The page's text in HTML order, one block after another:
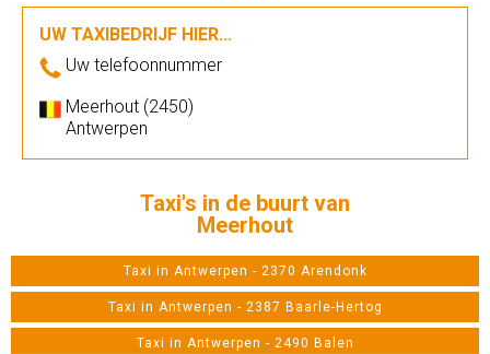
UW TAXIBEDRIJF HIER...
Uw telefoonnummer
Meerhout (2450)
Antwerpen
Taxi's in de buurt van
Meerhout
Taxi in Antwerpen - 2370 Arendonk
Taxi in Antwerpen - 2387 Baarle-Hertog
Taxi in Antwerpen - 2490 Balen